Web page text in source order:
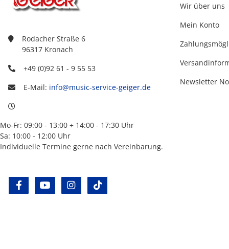
Rodacher Straße 6
96317 Kronach
+49 (0)92 61 - 9 55 53
E-Mail: info@music-service-geiger.de
Mo-Fr: 09:00 - 13:00 + 14:00 - 17:30 Uhr
Sa: 10:00 - 12:00 Uhr
Individuelle Termine gerne nach Vereinbarung.
facebookyoutube instagram
Wir über uns
Mein Konto
Newsletter